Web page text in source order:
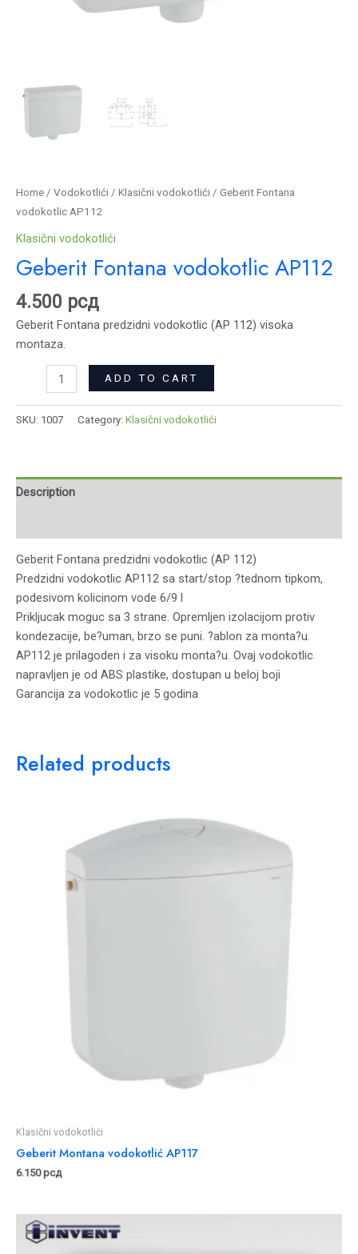
Home / Vodokotlići / Klasični vodokotlići / Geberit Fontana
vodokotlic AP112
Klasični vodokotlići
Geberit Fontana vodokotlic AP112
4.500 рсд
Geberit Fontana predzidni vodokotlic (AP 112) visoka
montaza.
ADD TO CART
SKU: 1007 Category: Klasični vodokotlići
Description
Geberit Fontana predzidni vodokotlic (AP 112)
Predzidni vodokotlic AP112 sa start/stop ?tednom tipkom,
podesivom kolicinom vode 6/9 l
Prikljucak moguc sa 3 strane. Opremljen izolacijom protiv
kondezacije, be?uman, brzo se puni. ?ablon za monta?u.
AP112 je prilagoden i za visoku monta?u. Ovaj vodokotlic
napravljen je od ABS plastike, dostupan u beloj boji
Garancija za vodokotlic je 5 godina
Related products
Klasični vodokotlići
Geberit Montana vodokotlić AP117
6.150рсд